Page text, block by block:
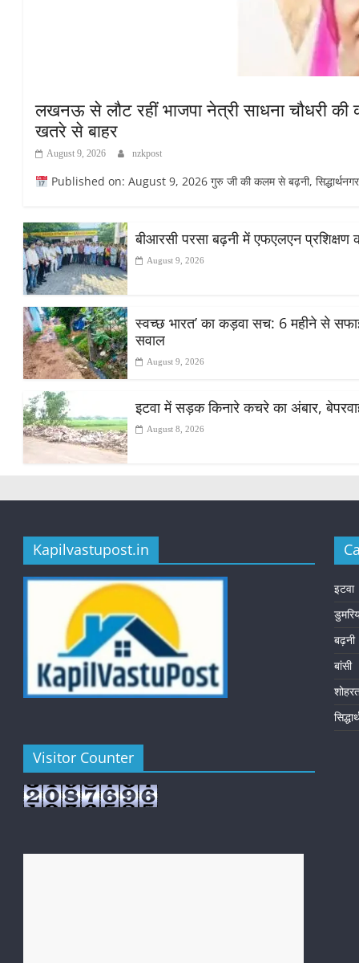
लखनऊ से लौट रहीं भाजपा नेत्री साधना चौधरी
खतरे से बाहर
August 9, 2026 nzkpost
Published on: August 9, 2026 गुरु जी की कलम से बढ़नी, सिद्धार्थनगर
बीआरसी परसा बढ़नी में एफएलएन
August 9, 2026
स्वच्छ भारत’ का कड़वा सच: 6 महीने से सफाई
सवाल
August 9, 2026
इटवा में सड़क किनारे कचरे का अंबार,
August 8, 2026
Kapilvastupost.in
Visitor Counter
इटवा
बढ़नी
बांसी